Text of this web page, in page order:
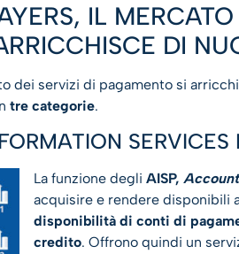
IL
DI
dei servizi di pagamento si
tre categorie.
SERVICES
La funzione degli AISP,
acquisire e rendere disponibili
disponibilità di conti di
credito. Offrono quindi un